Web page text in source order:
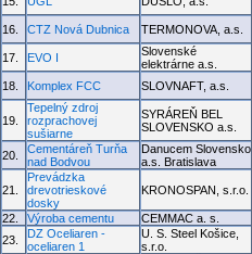
16. CTZ Nová Dubnica TERMONOVA, a.s.
17. EVO I
Slovenské
elektrárne a.s.
18. Komplex FCC SLOVNAFT, a.s.
19.
Tepelný zdroj
rozprachovej
sušiarne
SYRÁREŇ BEL
SLOVENSKO a.s.
20.
Cementáreň Turňa
nad Bodvou
Danucem Slovensko
a.s. Bratislava
21.
Prevádzka
drevotrieskové
dosky
KRONOSPAN, s.r.o.
22. Výroba cementu CEMMAC a. s.
23.
DZ Oceliaren -
oceliaren 1
U. S. Steel Košice,
s.r.o.